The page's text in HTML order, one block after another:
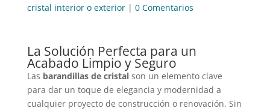
cristal interior o exterior| 0 Comentarios
La Solución Perfecta para un
Acabado Limpio y Seguro
Las barandillas de cristalson un elemento clave
para dar un toque de elegancia y modernidad a
cualquier proyecto de construcción o renovación. Sin